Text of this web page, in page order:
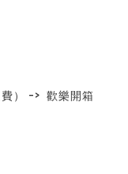
） ->  歡樂開箱